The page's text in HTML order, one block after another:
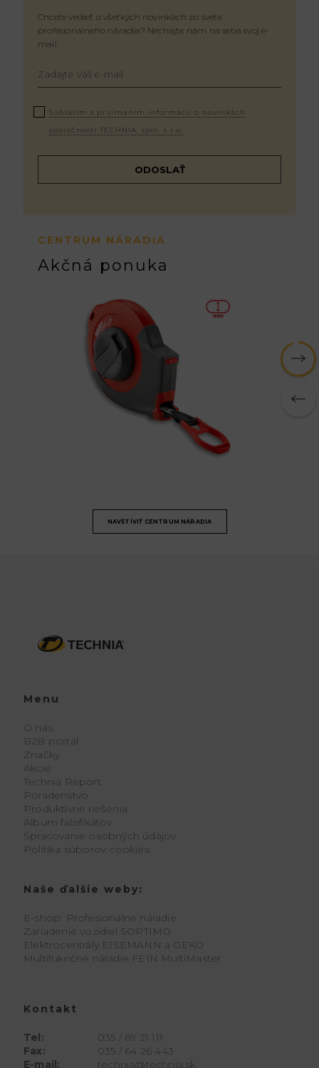
Chcete vedieť o všetkých novinkách zo sveta
profesionálneho náradia? Nechajte nám na seba svoj e-
mail.
Súhlasím s prijímaním informácií o novinkách
spoločnosti TECHNIA, spol. s r.o.
CENTRUM NÁRADIA
Akčná ponuka
NAVŠTÍVIŤ CENTRUM NÁRADIA
Menu
O nás
B2B portál
Značky
Akcie
Technia Report
Poradenstvo
Produktívne riešenia
Album falzifikátov
Spracovanie osobných údajov
Politika súborov cookies
Naše ďalšie weby:
E-shop: Profesionálne náradie
Zariadenie vozidiel SORTIMO
Elektrocentrály EISEMANN a GEKO
Multifuknčné náradie FEIN MultiMaster
Kontakt
Tel:
035 / 69 21 111
Fax:
035 / 64 26 443
E-mail:
technia@technia.sk